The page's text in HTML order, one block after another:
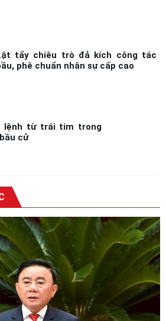
phê chuẩn nhân sự cấp cao
cử